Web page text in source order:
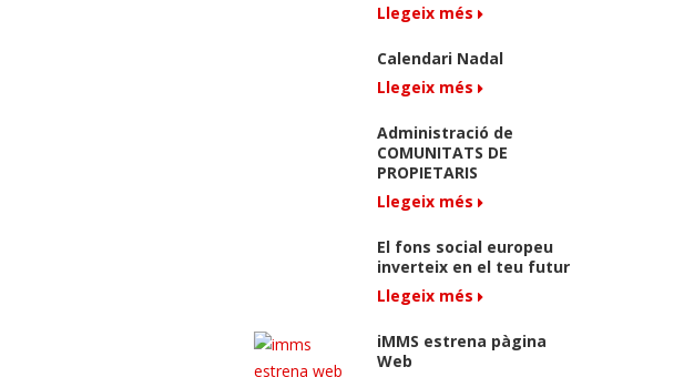
Llegeix més
Calendari Nadal
Llegeix més
Administració de
COMUNITATS DE
PROPIETARIS
Llegeix més
El fons social europeu
inverteix en el teu futur
Llegeix més
iMMS estrena pàgina
Web